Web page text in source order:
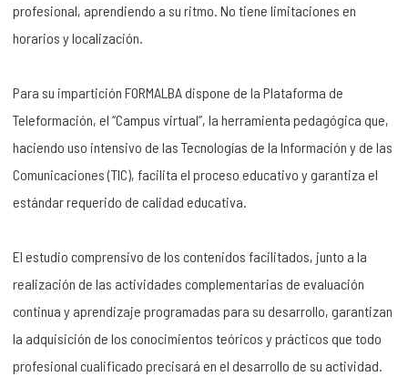
profesional, aprendiendo a su ritmo. No tiene limitaciones en
horarios y localización.
Para su impartición FORMALBA dispone de la Plataforma de
Teleformación, el “Campus virtual”, la herramienta pedagógica que,
haciendo uso intensivo de las Tecnologías de la Información y de las
Comunicaciones (TIC), facilita el proceso educativo y garantiza el
estándar requerido de calidad educativa.
El estudio comprensivo de los contenidos facilitados, junto a la
realización de las actividades complementarias de evaluación
continua y aprendizaje programadas para su desarrollo, garantizan
la adquisición de los conocimientos teóricos y prácticos que todo
profesional cualificado precisará en el desarrollo de su actividad.